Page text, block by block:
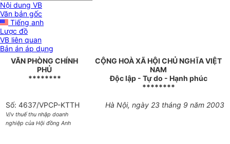
Nội dung VB
Văn bản gốc
Tiếng anh
Lược đồ
VB liên quan
Bản án áp dụng
VĂN PHÒNG CHÍNH
PHỦ
********
CỘNG HOÀ XÃ HỘI CHỦ NGHĨA VIỆT
NAM
Độc lập - Tự do - Hạnh phúc
********
Số: 4637/VPCP-KTTH
V/v thuế thu nhập doanh
nghiệp của Hội đồng Anh
Hà Nội, ngày 23 tháng 9 năm 2003